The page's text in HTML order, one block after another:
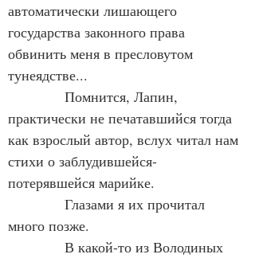
автоматически лишающего
государства законного права
обвинить меня в пресловутом
тунеядстве...
Помнится, Лапин,
практически не печатавшийся тогда
как взрослый автор, вслух читал нам
стихи о заблудившейся-
потерявшейся марийке.
Глазами я их прочитал
много позже.
В какой-то из Володиных